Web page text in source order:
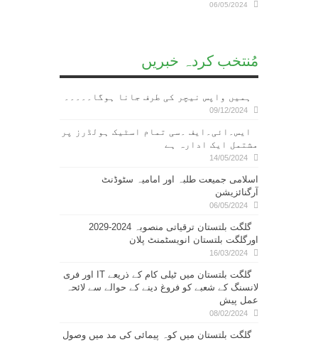
06/05/2024
مُنتخب کردہ خبریں
ہمیں واپس نیچر کی طرف جانا ہوگا۔۔۔۔۔
09/12/2024
ایس۔ائی۔ایف ۔سی تمام اسٹیک ہولڈرز پر
مشتمل ایک ادارہ ہے
14/05/2024
اسلامی جمیعت طلبہ اور امامیہ سٹوڈنٹ
آرگنائزیشن
06/05/2024
گلگت بلتستان ترقیاتی منصوبہ 2024-2029
اورگلگت بلتستان انویسٹمنٹ پلان
16/03/2024
گلگت بلتستان میں ٹیلی کام کے ذریعے IT اور فری
لانسنگ کے شعبے کو فروغ دینے کے حوالے سے لائحہ
عمل پیش
08/02/2024
گلگت بلتستان میں کوہ پیمائی کی مد میں وصول